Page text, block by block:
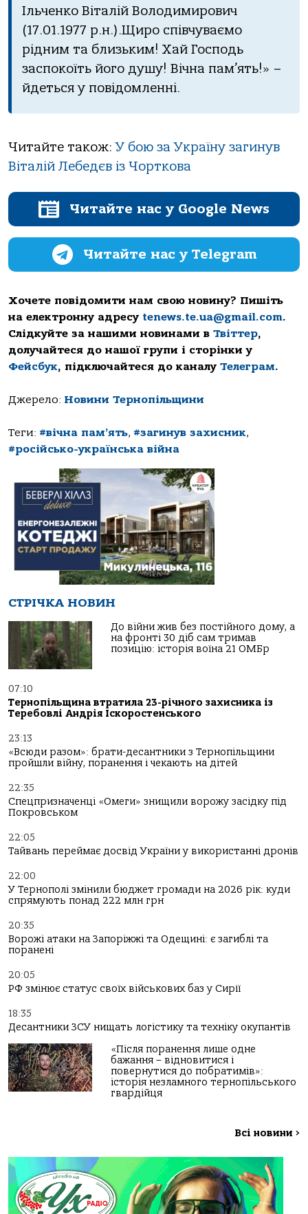
Ільченко Віталій Володимирович
(17.01.1977 р.н.).Щиро співчуваємо
рідним та близьким! Хай Господь
заспокоїть його душу! Вічна пам’ять!» –
йдеться у повідомленні.
Читайте також:У бою за Україну загинув
Віталій Лебедєв із Чорткова
Читайте нас у Google News
Читайте нас у Telegram
Хочете повідомити нам свою новину? Пишіть
на електронну адресу tenews.te.ua@gmail.com.
Слідкуйте за нашими новинами в Твіттер,
долучайтеся до нашої групи і сторінки у
Фейсбук, підключайтеся до каналу Телеграм.
Джерело: Новини Тернопільщини
Теги: #вічна пам’ять, #загинув захисник,
#російсько-українська війна
СТРІЧКА НОВИН
До війни жив без постійного дому, а
на фронті 30 діб сам тримав
позицію: історія воїна 21 ОМБр
07:10
Тернопільщина втратила 23-річного захисника із
Теребовлі Андрія Іскоростенського
23:13
«Всюди разом»: брати-десантники з Тернопільщини
пройшли війну, поранення і чекають на дітей
22:35
Спецпризначенці «Омеги» знищили ворожу засідку під
Покровськом
22:05
Тайвань переймає досвід України у використанні дронів
22:00
У Тернополі змінили бюджет громади на 2026 рік: куди
спрямують понад 222 млн грн
20:35
Ворожі атаки на Запоріжжі та Одещині: є загиблі та
поранені
20:05
РФ змінює статус своїх військових баз у Сирії
18:35
Десантники ЗСУ нищать логістику та техніку окупантів
«Після поранення лише одне
бажання – відновитися і
повернутися до побратимів»:
історія незламного тернопільського
гвардійця
Всі новини >